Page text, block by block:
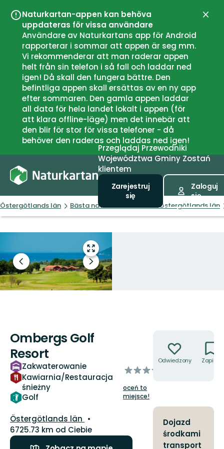
Naturkartan-appen kan behöva
uppdateras för vissa användare
Användare av Naturkartans app för Android
rapporterar i sommar att appen är seg mm.
Vi rekommenderar att man raderar appen
helt från sin telefon i så fall och laddar ned
igen! Då skall den fungera bättre. Den
befintliga appen skall ersättas av en ny app
efter sommaren. Den gamla appen laddar
all data för hela landet lokalt i appen (för
att klara offline-läge) men det innebär att
den blir för stor för vissa telefoner - då
behöver den raderas och laddas ned igen!
Przeglądaj Przewodniki
Województwa Gminy Zostań
klientem
Zarejestruj
się
Zaloguj
się
Östergötlands län Bästa naturnära boendet i Östergötlands län
Przejdź
do
trybu
pełnoekranowego
Poprzedni
slajd
Następny
slajd
Ombergs Golf
Resort
Zakwaterowanie
Kawiarnia/Restauracja
śnieżny
Golf
z
gwiazdek
oceń to
miejsce!
Województwo:
Östergötlands län
6725.73 km od Ciebie
Odwiedzony Zapisz
Dojazd
środkami
transport